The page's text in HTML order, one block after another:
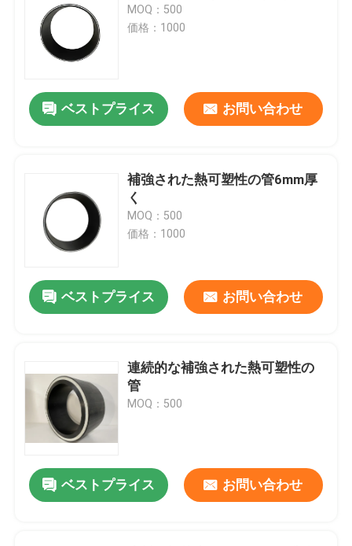
MOQ：500
価格：1000
ベストプライス お問い合わせ
補強された熱可塑性の管6mm厚
く
MOQ：500
価格：1000
ベストプライス お問い合わせ
連続的な補強された熱可塑性の
管
MOQ：500
ベストプライス お問い合わせ